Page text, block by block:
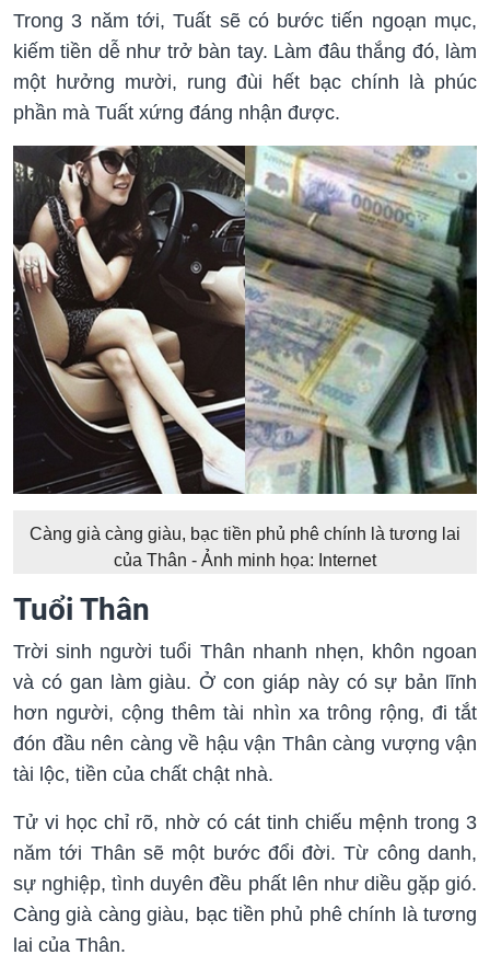
Trong 3 năm tới, Tuất sẽ có bước tiến ngoạn mục,
kiếm tiền dễ như trở bàn tay. Làm đâu thắng đó, làm
một hưởng mười, rung đùi hết bạc chính là phúc
phần mà Tuất xứng đáng nhận được.
Càng già càng giàu, bạc tiền phủ phê chính là tương lai
của Thân - Ảnh minh họa: Internet
Tuổi Thân
Trời sinh người tuổi Thân nhanh nhẹn, khôn ngoan
và có gan làm giàu. Ở con giáp này có sự bản lĩnh
hơn người, cộng thêm tài nhìn xa trông rộng, đi tắt
đón đầu nên càng về hậu vận Thân càng vượng vận
tài lộc, tiền của chất chật nhà.
Tử vi học chỉ rõ, nhờ có cát tinh chiếu mệnh trong 3
năm tới Thân sẽ một bước đổi đời. Từ công danh,
sự nghiệp, tình duyên đều phất lên như diều gặp gió.
Càng già càng giàu, bạc tiền phủ phê chính là tương
lai của Thân.